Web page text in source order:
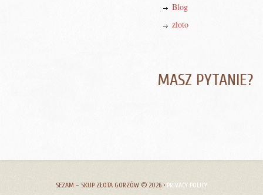
Blog
złoto
MASZ PYTANIE?
SEZAM – SKUP ZŁOTA GORZÓW © 2026 • PRIVACY POLICY